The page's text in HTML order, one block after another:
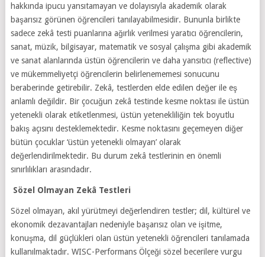
hakkında ipucu yansıtamayan ve dolayısıyla akademik olarak
başarısız görünen öğrencileri tanılayabilmesidir. Bununla birlikte
sadece zekâ testi puanlarına ağırlık verilmesi yaratıcı öğrencilerin,
sanat, müzik, bilgisayar, matematik ve sosyal çalışma gibi akademik
ve sanat alanlarında üstün öğrencilerin ve daha yansıtıcı (reflective)
ve mükemmeliyetçi öğrencilerin belirlenememesi sonucunu
beraberinde getirebilir. Zekâ, testlerden elde edilen değer ile eş
anlamlı değildir. Bir çocuğun zekâ testinde kesme noktası ile üstün
yetenekli olarak etiketlenmesi, üstün yetenekliliğin tek boyutlu
bakış açısını desteklemektedir. Kesme noktasını geçemeyen diğer
bütün çocuklar ‘üstün yetenekli olmayan’ olarak
değerlendirilmektedir. Bu durum zekâ testlerinin en önemli
sınırlılıkları arasındadır.
Sözel Olmayan Zekâ Testleri
Sözel olmayan, akıl yürütmeyi değerlendiren testler; dil, kültürel ve
ekonomik dezavantajları nedeniyle başarısız olan ve işitme,
konuşma, dil güçlükleri olan üstün yetenekli öğrencileri tanılamada
kullanılmaktadır. WISC-Performans Ölçeği sözel becerilere vurgu